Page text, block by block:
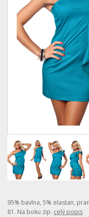
95% bavlna, 5% elastan,
81. Na boku zip. celý popis